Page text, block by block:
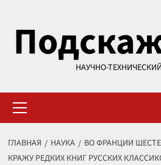
содержимому
НАУЧНО-
меню
ГЛАВНАЯ НАУКА
ВО ФРАНЦИИ
КРАЖУ РЕДКИХ КНИГ РУССКИХ